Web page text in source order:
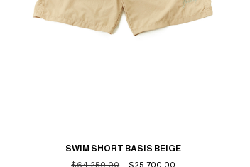
SWIM SHORT BASIS BEIGE
$64.250,00
$25.700,00